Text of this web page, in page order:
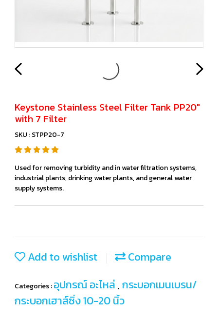
Keystone Stainless Steel Filter Tank PP20"
with 7 Filter
SKU : STPP20-7
Used for removing turbidity and in water filtration systems,
industrial plants, drinking water plants, and general water
supply systems.
Add to wishlist Compare
Categories :อุปกรณ์ อะไหล่ , กระบอกเมนเบรน/
กระบอกเฮาส์ซิ่ง 10-20 นิ้ว